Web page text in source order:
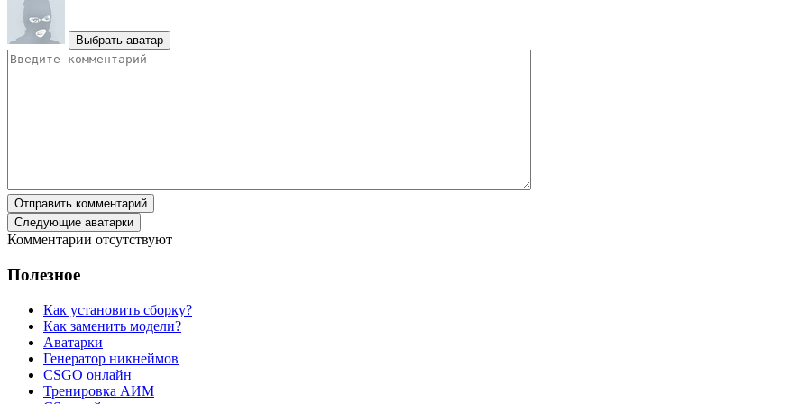
Выбрать аватар
Отправить комментарий
Следующие аватарки
Комментарии отсутствуют
Полезное
Как установить сборку?
Как заменить модели?
Аватарки
Генератор никнеймов
CSGO онлайн
Тренировка АИМ